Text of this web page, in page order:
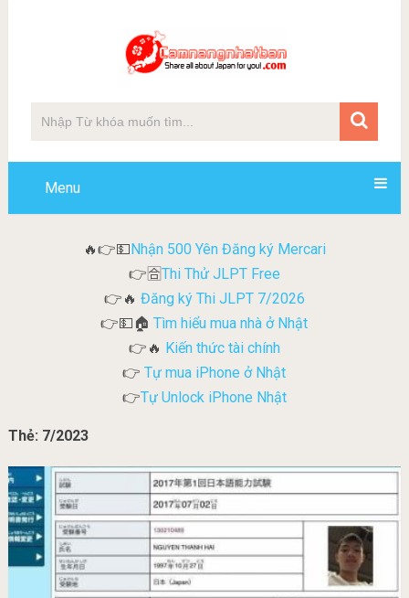
Menu
🔥👉💵Nhận 500 Yên Đăng ký Mercari
👉🈴Thi Thử JLPT Free
👉🔥 Đăng ký Thi JLPT 7/2026
👉💵🏠Tìm hiểu mua nhà ở Nhật
👉🔥 Kiến thức tài chính
👉 Tự mua iPhone ở Nhật
👉Tự Unlock iPhone Nhật
Thẻ: 7/2023